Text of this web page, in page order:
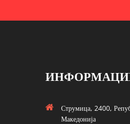
Струмица, 2400,
Македонија